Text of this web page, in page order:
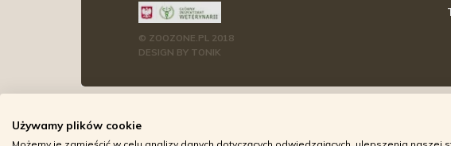
© ZOOZONE.PL 2018
DESIGN BY TONIK
Używamy plików cookie